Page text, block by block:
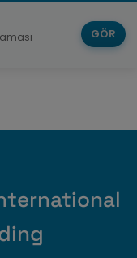
GÖR